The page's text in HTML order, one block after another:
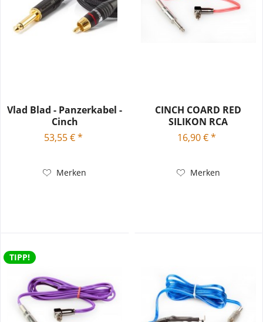
Vlad Blad - Panzerkabel -
Cinch
53,55 € *
Merken
CINCH COARD RED
SILIKON RCA
16,90 € *
Merken
TIPP!